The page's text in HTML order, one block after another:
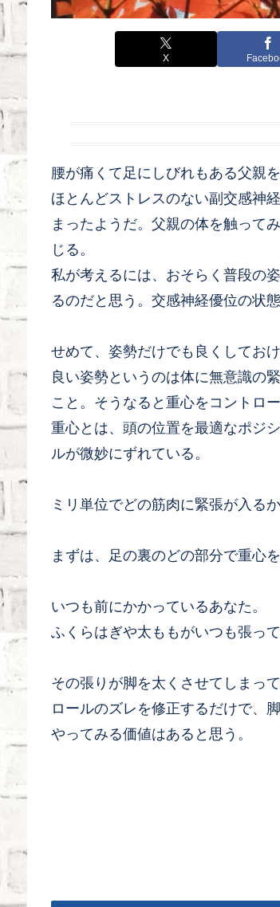
X
腰が痛くて足にしびれもある父親を
ほとんどストレスのない副交感神
まったようだ。父親の体を触って
じる。
私が考えるには、おそらく普段の
るのだと思う。交感神経優位の状
せめて、姿勢だけでも良くしてお
良い姿勢というのは体に無意識の
こと。そうなると重心をコントロ
重心とは、頭の位置を最適なポジ
ルが微妙にずれている。
ミリ単位でどの筋肉に緊張が入る
まずは、足の裏のどの部分で重心
いつも前にかかっているあなた。
ふくらはぎや太ももがいつも張っ
その張りが脚を太くさせてしまっ
ロールのズレを修正するだけで、
やってみる価値はあると思う。